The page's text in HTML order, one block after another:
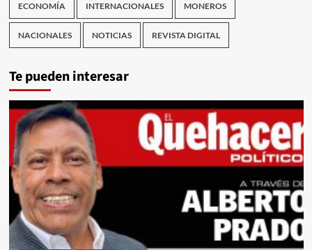
ECONOMÍA INTERNACIONALES MONEROS
NACIONALES NOTICIAS REVISTA DIGITAL
Te pueden interesar